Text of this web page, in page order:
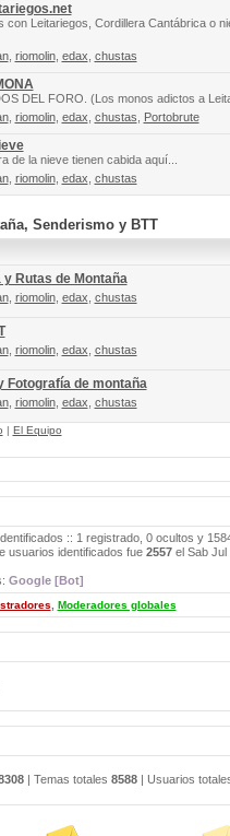
con Leitariegos, Cordillera Cantábrica o
, riomolin, edax chustas
DEL FORO. (Los monos adictos a
, riomolin, edax chustas Portobrute
de la nieve tienen cabida aquí...
, riomolin, edax chustas
Senderismo y BTT
y Rutas de Montaña
, riomolin, edax chustas
, riomolin, edax chustas
Fotografía de montaña
, riomolin, edax chustas
| El Equipo
:: 1 registrado, 0 ocultos y
usuarios identificados fue 2557el Sab Jul
Google [Bot]
Moderadores globales
| Temas totales 8588| Usuarios